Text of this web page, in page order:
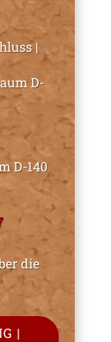
|
D-
D-140
die
|